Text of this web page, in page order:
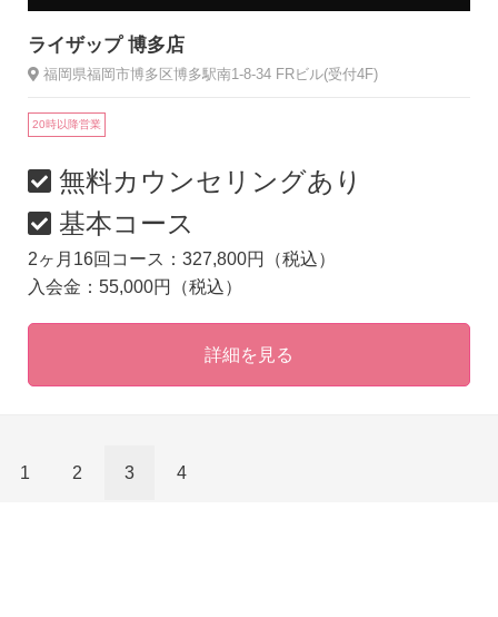
ライザップ 博多店
福岡県福岡市博多区博多駅南1-8-34 FRビル(受付4F)
20時以降営業
無料カウンセリングあり
基本コース
2ヶ月16回コース：327,800円（税込）
入会金：55,000円（税込）
詳細を見る
1 2 3 4